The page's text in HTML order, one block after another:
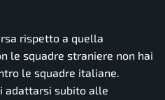
rispetto a quella
le squadre straniere non hai
le squadre italiane.
adattarsi subito alle